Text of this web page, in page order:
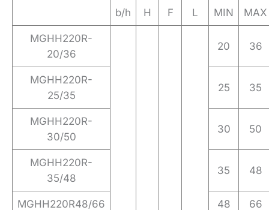
b/h H F L MIN MAX
MGHH220R-
20/36
20 36
MGHH220R-
25/35
25 35
MGHH220R-
30/50
30 50
MGHH220R-
35/48
35 48
MGHH220R48/66 48 66